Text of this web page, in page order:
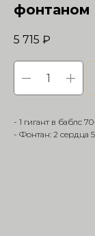
фонтаном
5 715 ₽
- 1 гигант в баблс
- Фонтан: 2 сердца